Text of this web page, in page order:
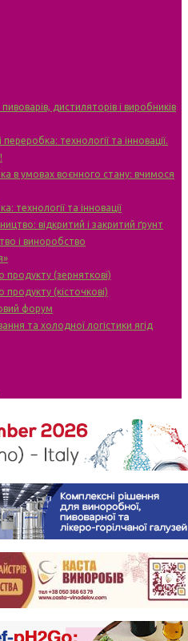
дистиляторів і виробників
технології та інновації.
в умовах воєнного стану: вчимося
технології та інновації
відкритий і закритий ґрунт
і виноробство
продукту (зерняткові)
продукту (кісточкові)
форум
та холодної логістики ягід